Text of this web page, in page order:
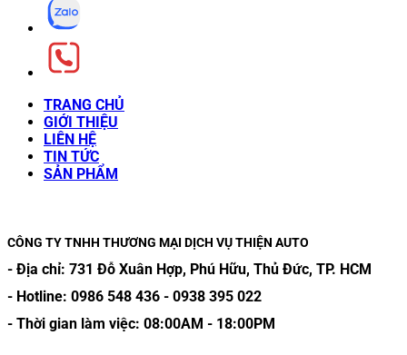
TRANG CHỦ
GIỚI THIỆU
LIÊN HỆ
TIN TỨC
SẢN PHẨM
CÔNG TY TNHH THƯƠNG MẠI DỊCH VỤ THIỆN AUTO
- Địa chỉ: 731 Đỗ Xuân Hợp, Phú Hữu, Thủ Đức, TP. HCM
- Hotline: 0986 548 436 - 0938 395 022
- Thời gian làm việc: 08:00AM - 18:00PM